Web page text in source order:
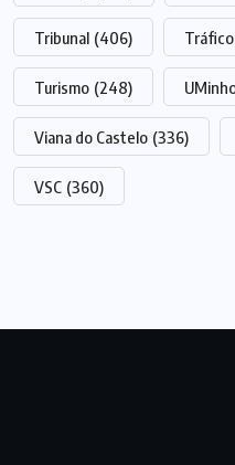
Tribunal (406)
Turismo (248)
Viana do Castelo (336)
VSC (360)